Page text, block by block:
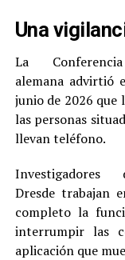
Una
La
alemana advirtió
junio de 2026 que
las personas
llevan teléfono.
Dresde trabajan
completo la
interrumpir las
aplicación que